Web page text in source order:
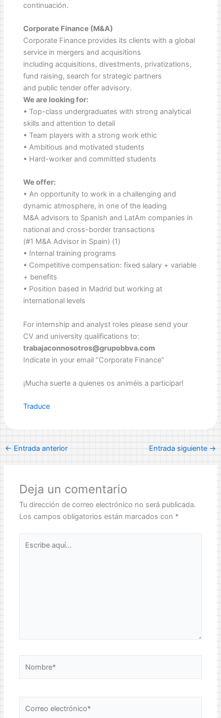
continuación.
Corporate Finance (M&A)
Corporate Finance provides its clients with a global
service in mergers and acquisitions
including acquisitions, divestments, privatizations,
fund raising, search for strategic partners
and public tender offer advisory.
We are looking for:
• Top-class undergraduates with strong analytical
skills and attention to detail
• Team players with a strong work ethic
• Ambitious and motivated students
• Hard-worker and committed students
We offer:
• An opportunity to work in a challenging and
dynamic atmosphere, in one of the leading
M&A advisors to Spanish and LatAm companies in
national and cross-border transactions
(#1 M&A Advisor in Spain) (1)
• Internal training programs
• Competitive compensation: fixed salary + variable
+ benefits
• Position based in Madrid but working at
international levels
For internship and analyst roles please send your
CV and university qualifications to:
trabajaconnosotros@grupobbva.com
Indicate in your email “Corporate Finance”
¡Mucha suerte a quienes os animéis a participar!
Traduce
←Entrada anterior Entrada siguiente→
Deja un comentario
Tu dirección de correo electrónico no será publicada.
Los campos obligatorios están marcados con *
aquí...
electrónico*